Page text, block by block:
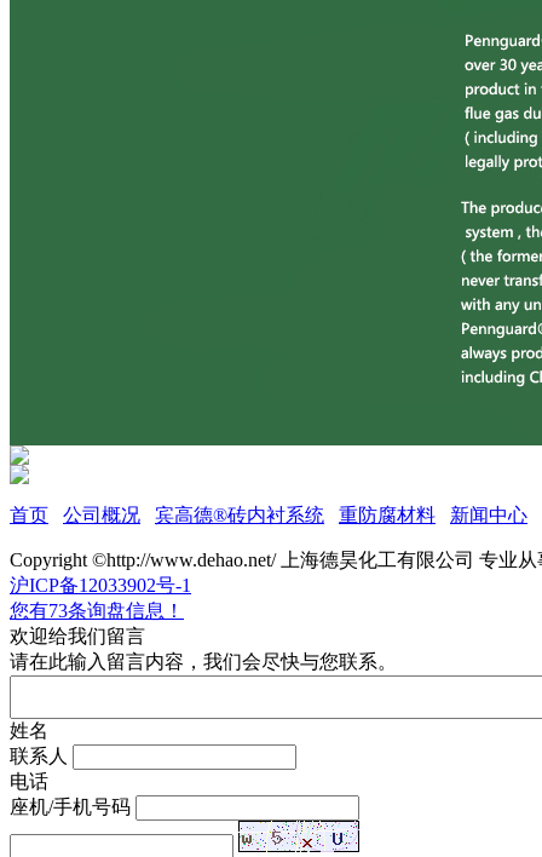
首页 公司概况 宾高德®砖内衬系统 重防腐材料 新闻中心
Copyright ©http://www.dehao.net/ 上海德昊化工有限公司 专业
沪ICP备12033902号-1
您有73条询盘信息！
欢迎给我们留言
请在此输入留言内容，我们会尽快与您联系。
姓名
联系人
电话
座机/手机号码